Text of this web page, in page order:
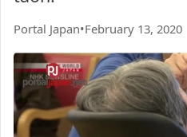
Portal Japan•February 13, 2020